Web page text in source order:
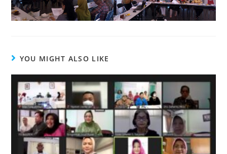
YOU MIGHT ALSO LIKE